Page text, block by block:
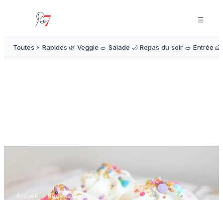
☰
Toutes ⚡ Rapides 🌿 Veggie 🥗 Salade 🌙 Repas du soir 🥗 Entrée
Accueil → Recettes→Dessert